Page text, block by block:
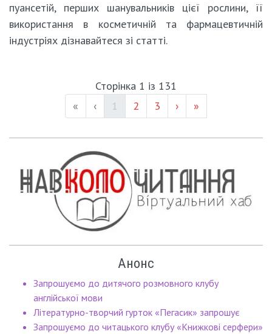
пуансетій, перших шанувальників цієї рослини, її
використання в косметичній та фармацевтичній
індустріях дізнавайтеся зі статті.
Сторінка 1 із 131
«
‹ (current)
1 Page #
2 Page #
3 › »
Анонс
Запрошуємо до дитячого розмовного клубу
англійської мови
Літературно-творчий гурток «Пегасик» запрошує
Запрошуємо до читацького клубу «Книжкові серфери»